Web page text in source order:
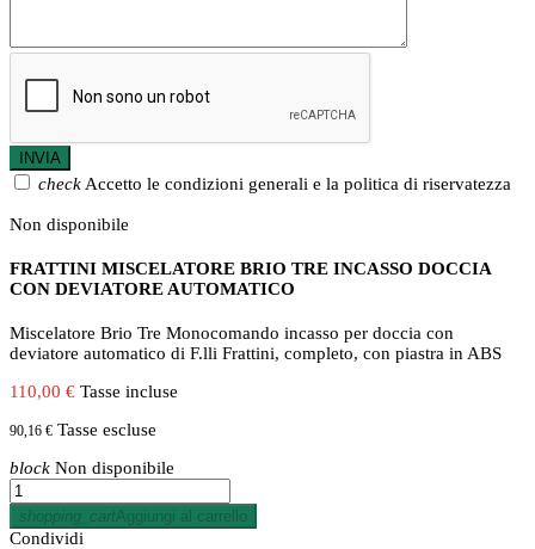
check Accetto le condizioni generali e la politica di riservatezza
Non disponibile
FRATTINI MISCELATORE BRIO TRE INCASSO DOCCIA
CON DEVIATORE AUTOMATICO
Miscelatore Brio Tre Monocomando incasso per doccia con
deviatore automatico di F.lli Frattini, completo, con piastra in ABS
110,00 € Tasse incluse
90,16 € Tasse escluse
block Non disponibile
shopping_cartAggiungi al carrello
Condividi